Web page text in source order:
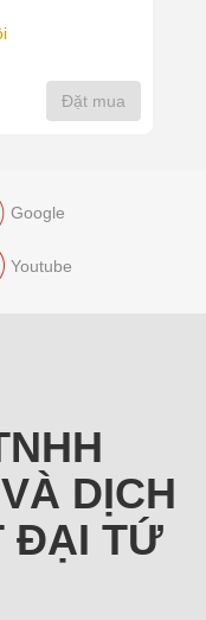
Đặt mua
Google
Youtube
DỊCH
ĐẠI TỨ